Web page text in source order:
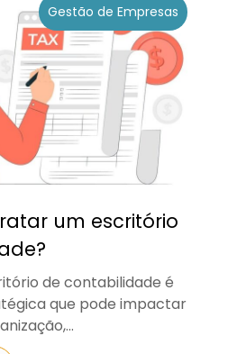
Gestão de Empresas
um escritório
de contabilidade é
que pode impactar